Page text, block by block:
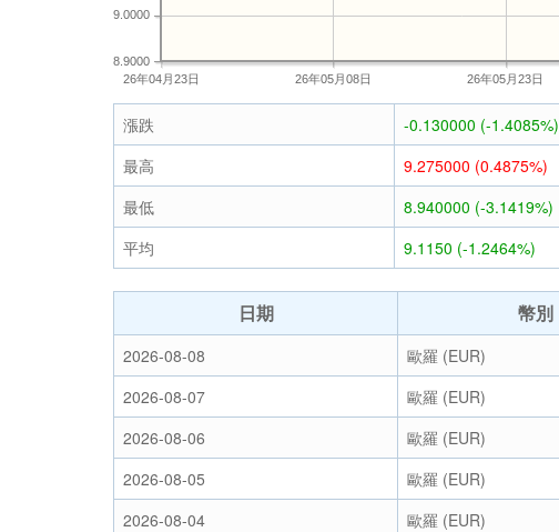
26年04月23日 26年05月08日 26年05月23日
8.9000
9.0000
漲跌
-0.130000 (-1.4085%)
最高
9.275000 (0.4875%)
最低
8.940000 (-3.1419%)
平均
9.1150 (-1.2464%)
日期 幣別
2026-08-08 歐羅 (EUR)
2026-08-07
歐羅 (EUR)
2026-08-06
歐羅 (EUR)
2026-08-05
歐羅 (EUR)
2026-08-04
歐羅 (EUR)